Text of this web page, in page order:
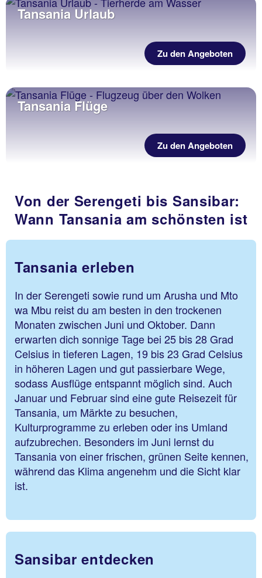
Tansania Urlaub
Zu den Angeboten
Tansania Flüge
Zu den Angeboten
Von der Serengeti bis Sansibar:
Wann Tansania am schönsten ist
Tansania erleben
In der Serengeti sowie rund um Arusha und Mto
wa Mbu reist du am besten in den trockenen
Monaten zwischen Juni und Oktober. Dann
erwarten dich sonnige Tage bei 25 bis 28 Grad
Celsius in tieferen Lagen, 19 bis 23 Grad Celsius
in höheren Lagen und gut passierbare Wege,
sodass Ausflüge entspannt möglich sind. Auch
Januar und Februar sind eine gute Reisezeit für
Tansania, um Märkte zu besuchen,
Kulturprogramme zu erleben oder ins Umland
aufzubrechen. Besonders im Juni lernst du
Tansania von einer frischen, grünen Seite kennen,
während das Klima angenehm und die Sicht klar
ist.
Sansibar entdecken